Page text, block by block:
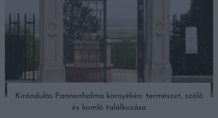
Kirándulás Pannonhalma környékén: természet, szőlő
és komló találkozása